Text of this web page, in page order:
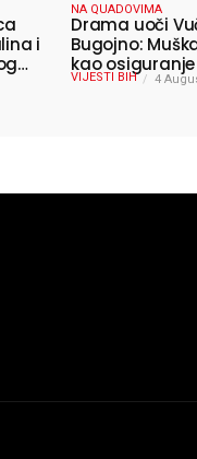
i
NA QUADOVIMA
Drama uoči
Bugojno:
kao
VIJESTI BIH 4